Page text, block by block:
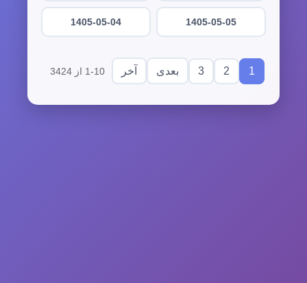
1405-05-05
1405-05-04
1
2
3 بعدی آخر 1-10 از 3424